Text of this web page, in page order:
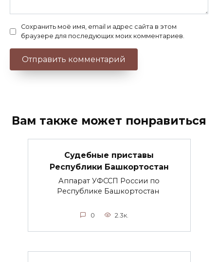
Сохранить моё имя, email и адрес сайта в этом
браузере для последующих моих комментариев.
Вам также может понравиться
Судебные приставы
Республики Башкортостан
Аппарат УФССП России по
Республике Башкортостан
0 2.3к.